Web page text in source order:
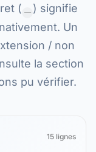
( — ) signifie
Un
/ non
la section
pu vérifier.
15 lignes